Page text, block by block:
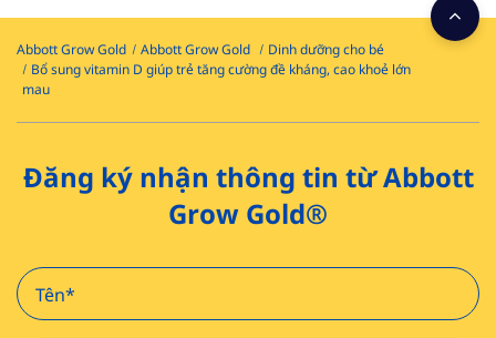
Abbott Grow Gold Abbott Grow Gold ​
Dinh dưỡng cho bé​
Bổ sung vitamin D giúp trẻ tăng cường đề kháng, cao khoẻ lớn
mau
Đăng ký nhận thông tin từ Abbott
Grow Gold®